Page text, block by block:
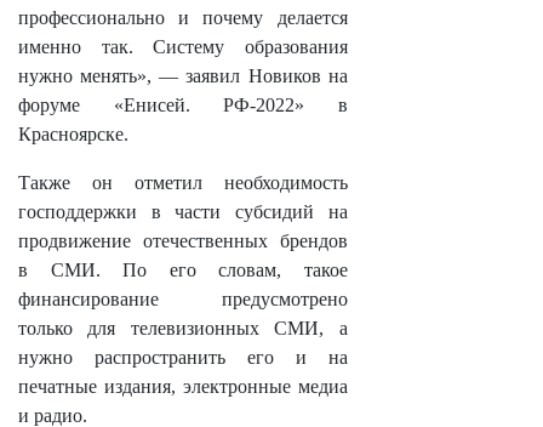
профессионально и почему делается
именно так. Систему образования
нужно менять», — заявил Новиков на
форуме «Енисей. РФ-2022» в
Красноярске.
Также он отметил необходимость
господдержки в части субсидий на
продвижение отечественных брендов
в СМИ. По его словам, такое
финансирование предусмотрено
только для телевизионных СМИ, а
нужно распространить его и на
печатные издания, электронные медиа
и радио.